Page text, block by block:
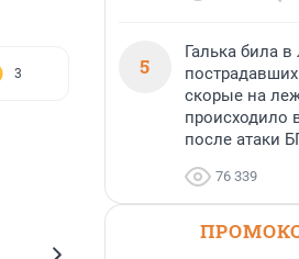
3 5
Галька била
скорые на
происходило
после атаки
76 339